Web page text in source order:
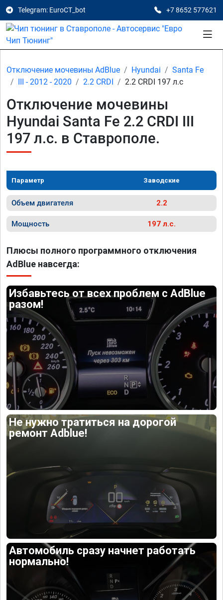
Telegram: EuroCT_bot +7 8652 577621
Отключение мочевины AdBlue Hyundai
Santa Fe
III - 2012 - 2020
2.2 CRDI 2.2 CRDI 197 л.с
Отключение мочевины
Hyundai Santa Fe 2.2 CRDI III
197 л.с. в Ставрополе.
Параметр Заводские
Объем двигателя 2.2
Мощность 197 л.с.
Плюсы полного программного отключения
AdBlue навсегда:
Избавьтесь от всех проблем с AdBlue
разом!
Не нужно тратиться на дорогой
ремонт Adblue!
Автомобиль сразу начнет работать
нормально!